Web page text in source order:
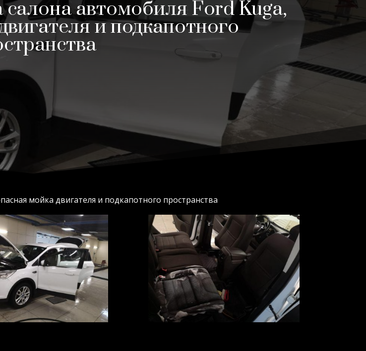
автомобиля Ford Kuga,
и подкапотного
мойка двигателя и подкапотного пространства